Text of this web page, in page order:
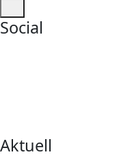
Social
Aktuell